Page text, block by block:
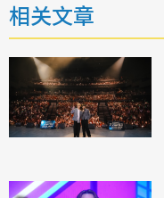
相关文章